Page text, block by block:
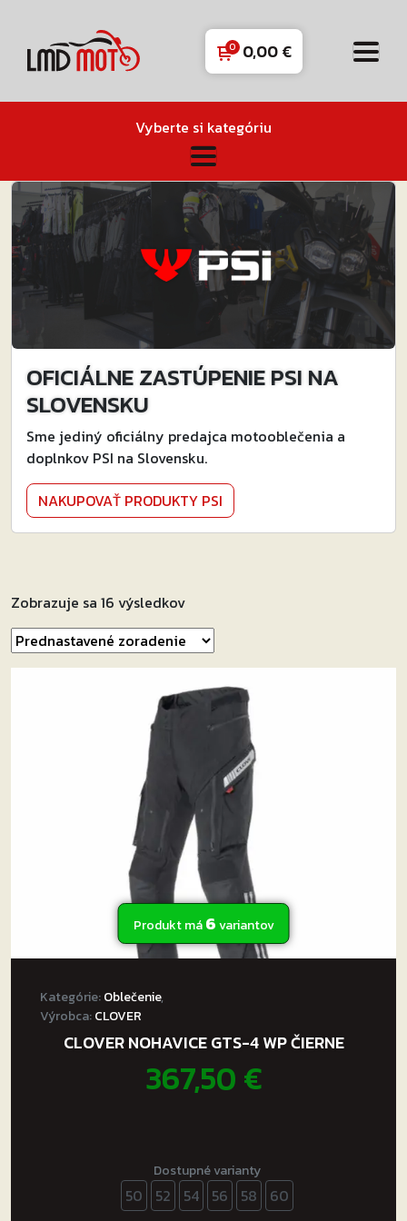
0,00€
Vyberte si kategóriu
OFICIÁLNE ZASTÚPENIE PSI NA
SLOVENSKU
Sme jediný oficiálny predajca motooblečenia a
doplnkov PSI na Slovensku.
NAKUPOVAŤ PRODUKTY PSI
Zobrazuje sa 16 výsledkov
Produkt má6variantov
Kategórie:Oblečenie,
Výrobca:CLOVER
CLOVER NOHAVICE GTS-4 WP ČIERNE
367,50€
Dostupné varianty
50 52 54 56 58 60